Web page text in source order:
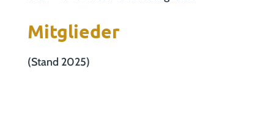
Mitglieder
(Stand 2025)